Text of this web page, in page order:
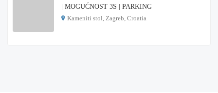
| MOGUĆNOST 3S | PARKING
Kameniti stol, Zagreb, Croatia